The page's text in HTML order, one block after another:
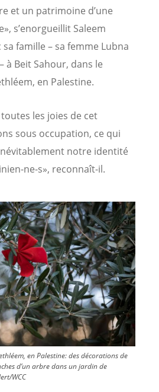
et un patrimoine d’une
s’enorgueillit Saleem
famille – sa femme Lubna
à Beit Sahour, dans le
en Palestine.
les joies de cet
sous occupation, ce qui
notre identité
ne-s», reconnaît-il.
en Palestine: des décorations de
d’un arbre dans un jardin de
WCC